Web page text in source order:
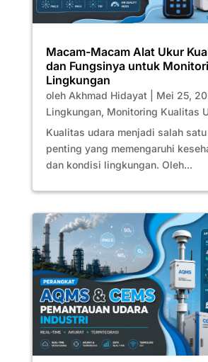
Macam-Macam Alat Ukur
dan Fungsinya untuk
Lingkungan
oleh Akhmad Hidayat| Mei 25,
Lingkungan, Monitoring Kualitas
Kualitas udara menjadi salah
penting yang memengaruhi
dan kondisi lingkungan. Oleh...